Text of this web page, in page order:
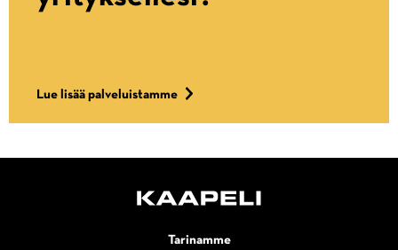
Lue lisää palveluistamme
Tarinamme